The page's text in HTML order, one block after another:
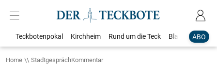
ABO
Teckbotenpokal Kirchheim Rund um die Teck Blaulicht
Home StadtgesprächKommentar